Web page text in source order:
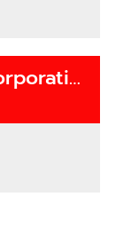
Fête de la maison de corporation